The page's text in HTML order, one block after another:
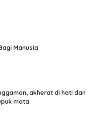
Manusia
akherat di hati dan
mata